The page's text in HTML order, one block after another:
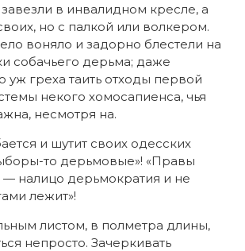
завезли в инвалидном кресле, а
но с палкой или волкером.
воняло и задорно блестели на
собачьего дерьма; даже
уж греха таить отходы первой
некого хомосапиенса, чья
несмотря на.
и шутит своих одесских
то дерьмовые»! «Правы
налицо дерьмократия и не
лежит»!
листом, в полметра длины,
непросто. Зачеркивать